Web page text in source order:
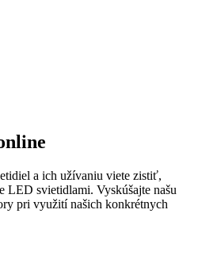
a ich užívaniu viete zistiť,
LED svietidlami. Vyskúšajte našu
pri využití našich konkrétnych